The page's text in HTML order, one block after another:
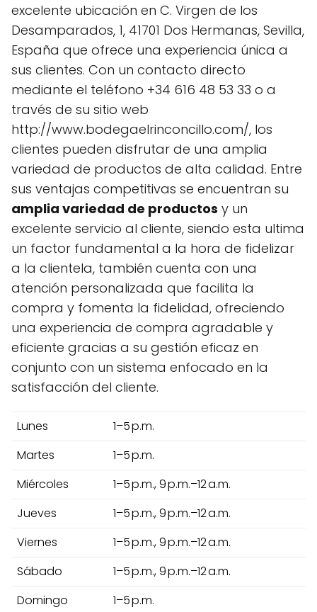
excelente ubicación en C. Virgen de los
Desamparados, 1, 41701 Dos Hermanas, Sevilla,
España que ofrece una experiencia única a
sus clientes. Con un contacto directo
mediante el teléfono +34 616 48 53 33 o a
través de su sitio web
http://www.bodegaelrinconcillo.com/, los
clientes pueden disfrutar de una amplia
variedad de productos de alta calidad. Entre
sus ventajas competitivas se encuentran su
amplia variedad de productos y un
excelente servicio al cliente, siendo esta ultima
un factor fundamental a la hora de fidelizar
a la clientela, también cuenta con una
atención personalizada que facilita la
compra y fomenta la fidelidad, ofreciendo
una experiencia de compra agradable y
eficiente gracias a su gestión eficaz en
conjunto con un sistema enfocado en la
satisfacción del cliente.
Lunes
1–5 p.m.
Martes
1–5 p.m.
Miércoles
1–5 p.m., 9 p.m.–12 a.m.
Jueves
1–5 p.m., 9 p.m.–12 a.m.
Viernes
1–5 p.m., 9 p.m.–12 a.m.
Sábado
1–5 p.m., 9 p.m.–12 a.m.
Domingo
1–5 p.m.